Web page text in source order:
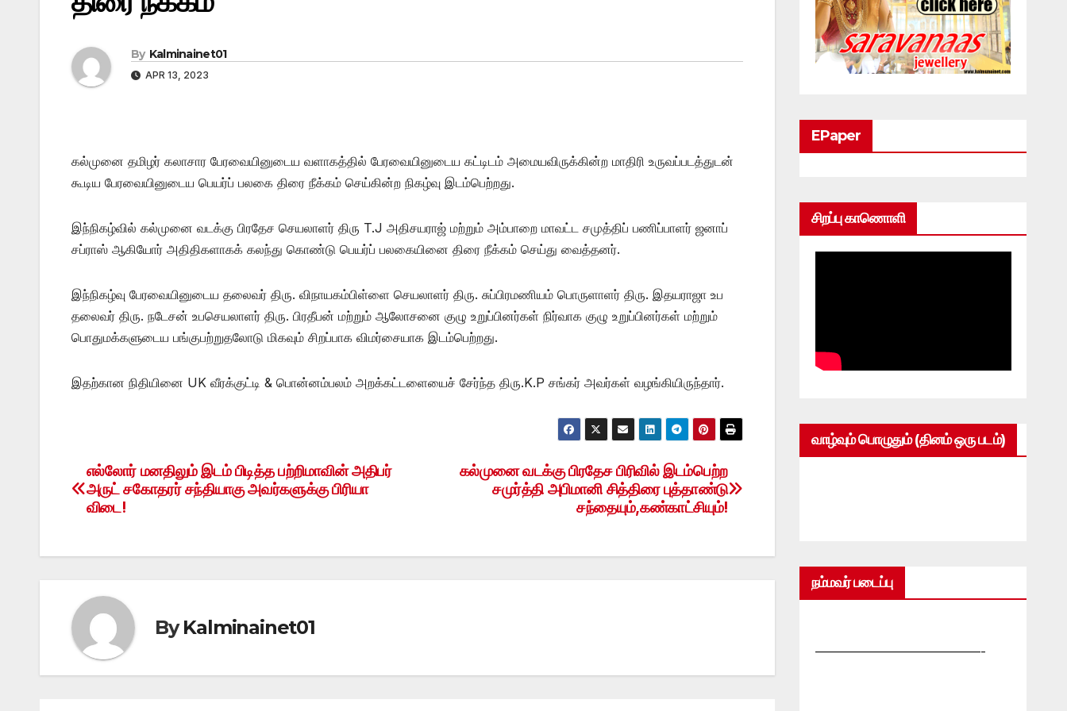
By Kalminainet01
APR 13, 2023
கல்முனை தமிழர் கலாசார பேரவையினுடைய வளாகத்தில் பேரவையினுடைய கட்டிடம் அமையவிருக்கின்ற மாதிரி உருவப்படத்துடன்
கூடிய பேரவையினுடைய பெயர்ப் பலகை திரை நீக்கம் செய்கின்ற நிகழ்வு இடம்பெற்றது.
இந்நிகழ்வில் கல்முனை வடக்கு பிரதேச செயலாளர் திரு T.J அதிசயராஜ் மற்றும் அம்பாறை மாவட்ட சமுத்திப் பணிப்பாளர் ஜனாப்
சப்ராஸ் ஆகியோர் அதிதிகளாகக் கலந்து கொண்டு பெயர்ப் பலகையினை திரை நீக்கம் செய்து வைத்தனர்.
இந்நிகழ்வு பேரவையினுடைய தலைவர் திரு. விநாயகம்பிள்ளை செயலாளர் திரு. சுப்பிரமணியம் பொருளாளர் திரு. இதயராஜா உப
தலைவர் திரு. நடேசன் உபசெயலாளர் திரு. பிரதீபன் மற்றும் ஆலோசனை குழு உறுப்பினர்கள் நிர்வாக குழு உறுப்பினர்கள் மற்றும்
பொதுமக்களுடைய பங்குபற்றுதலோடு மிகவும் சிறப்பாக விமர்சையாக இடம்பெற்றது.
இதற்கான நிதியினை UK வீரக்குட்டி & பொன்னம்பலம் அறக்கட்டளையைச் சேர்ந்த திரு.K.P சங்கர் அவர்கள் வழங்கியிருந்தார்.
Post
navigation
கல்முனை வடக்கு பிரதேச பிரிவில் இடம்பெற்ற
சமுர்த்தி அபிமானி சித்திரை புத்தாண்டு
சந்தையும்,கண்காட்சியும்!
எல்லோர் மனதிலும் இடம் பிடித்த பற்றிமாவின் அதிபர்
அருட் சகோதரர் சந்தியாகு அவர்களுக்கு பிரியா
விடை!
ByKalminainet01
EPaper
சிறப்பு காணொளி
வாழ்வும் பொழுதும் (தினம் ஒரு படம்)
நம்மவர் படைப்பு
—————————————-